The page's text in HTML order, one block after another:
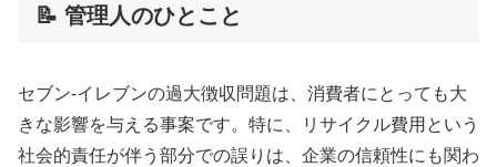
📝 管理人のひとこと
セブン-イレブンの過大徴収問題は、消費者にとっても大
きな影響を与える事案です。特に、リサイクル費用という
社会的責任が伴う部分での誤りは、企業の信頼性にも関わ